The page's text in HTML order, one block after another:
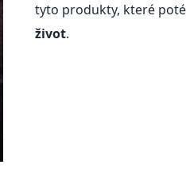
tyto produkty, které
život.